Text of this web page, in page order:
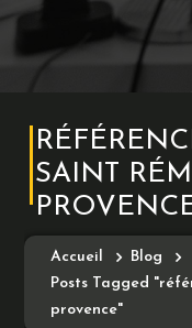
SAINT
Accueil
Blog
Posts Tagged
provence"